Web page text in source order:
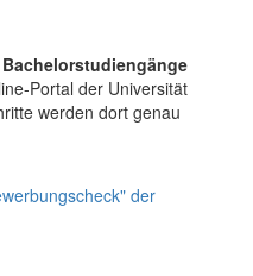
Bachelorstudiengänge
Portal der Universität
werden dort genau
der